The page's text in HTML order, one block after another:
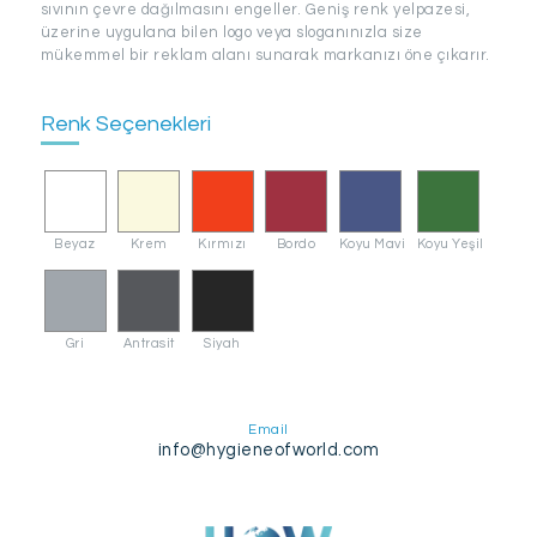
sıvının çevre dağılmasını engeller. Geniş renk yelpazesi,
üzerine uygulana bilen logo veya sloganınızla size
mükemmel bir reklam alanı sunarak markanızı öne çıkarır.
Renk Seçenekleri
Beyaz Krem Kırmızı Bordo Koyu Mavi Koyu Yeşil
Gri Antrasit Siyah
Email
info@hygieneofworld.com